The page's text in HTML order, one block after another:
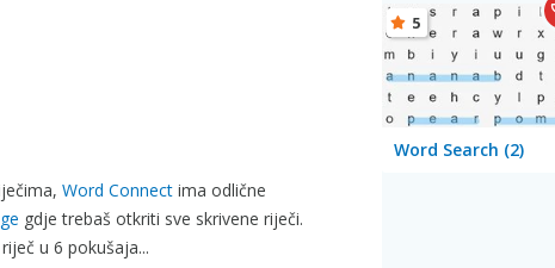
Word Connect ima odlične
gdje trebaš otkriti sve skrivene riječi.
u 6 pokušaja...
Word Search (2)
5